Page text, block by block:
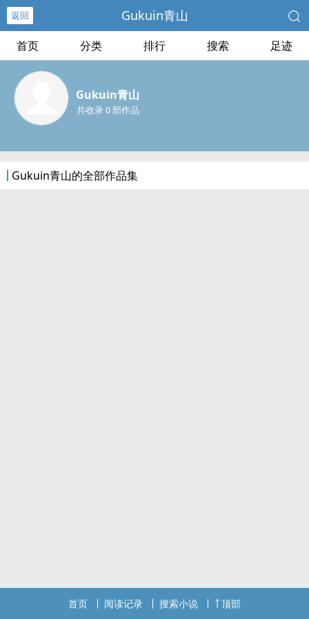
返回 Gukuin青山
首页 分类 排行 搜索 足迹
Gukuin青山
共收录 0 部作品
Gukuin青山的全部作品集
首页 阅读记录 搜索小说 顶部